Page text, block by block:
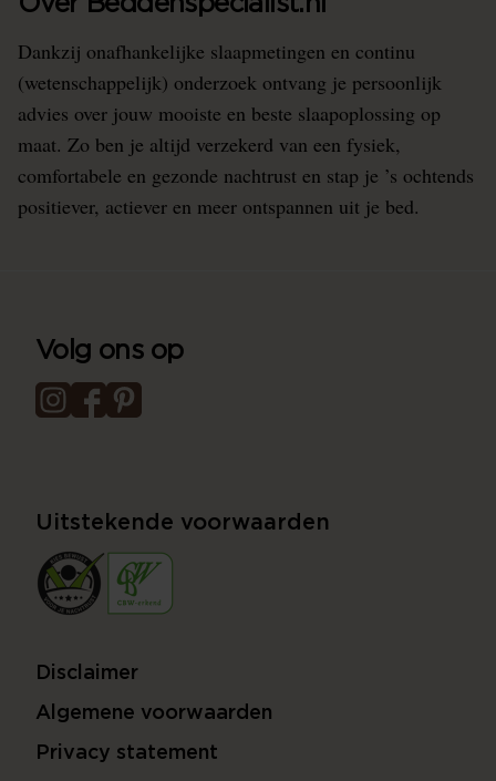
Dankzij onafhankelijke slaapmetingen en continu
(wetenschappelijk) onderzoek ontvang je persoonlijk
advies over jouw mooiste en beste slaapoplossing op
maat. Zo ben je altijd verzekerd van een fysiek,
comfortabele en gezonde nachtrust en stap je ’s ochtends
positiever, actiever en meer ontspannen uit je bed.
Volg ons op
Uitstekende voorwaarden
Disclaimer
Algemene voorwaarden
Privacy statement